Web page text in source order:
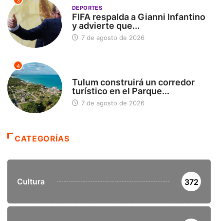
DEPORTES
FIFA respalda a Gianni Infantino
y advierte que...
7 de agosto de 2026
4
Tulum construirá un corredor
turístico en el Parque...
7 de agosto de 2026
CATEGORÍAS
Cultura 372